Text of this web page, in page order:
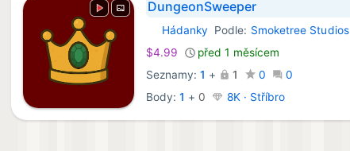
DungeonSweeper
Android Hry:
Hádanky Podle: Smoketree Studios
$4.99
před 1 měsícem
Seznamy:1 + 1 0
0
Body: 1 + 0 8K · Stříbro